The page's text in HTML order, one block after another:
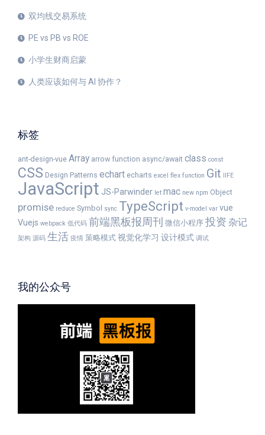
双均线交易系统
PE vs PB vs ROE
小学生财商启蒙
人类应该如何与 AI 协作？
标签
ant-design-vue Array arrow function async/await class const
CSS Design Patterns echart echarts excel flex function Git IIFE
JavaScript JS-Parwinder let mac new npm Object
promise reduce Symbol sync TypeScript v-model var vue
Vuejs webpack 低代码 前端黑板报周刊 微信小程序 投资 杂记
架构 源码 生活 疫情 策略模式 视觉化学习 设计模式 调试
我的公众号